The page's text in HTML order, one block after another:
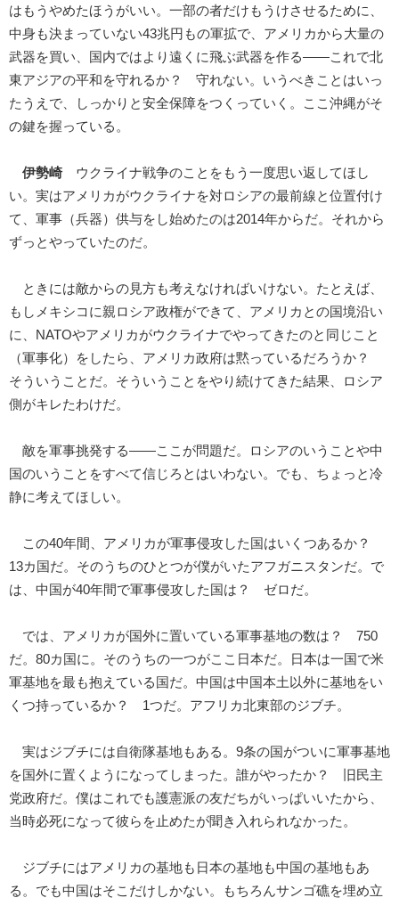
はもうやめたほうがいい。一部の者だけもうけさせるために、
中身も決まっていない43兆円もの軍拡で、アメリカから大量の
武器を買い、国内ではより遠くに飛ぶ武器を作る――これで北
東アジアの平和を守れるか？ 守れない。いうべきことはいっ
たうえで、しっかりと安全保障をつくっていく。ここ沖縄がそ
の鍵を握っている。
伊勢崎ウクライナ戦争のことをもう一度思い返してほし
い。実はアメリカがウクライナを対ロシアの最前線と位置付け
て、軍事（兵器）供与をし始めたのは2014年からだ。それから
ずっとやっていたのだ。
ときには敵からの見方も考えなければいけない。たとえば、
もしメキシコに親ロシア政権ができて、アメリカとの国境沿い
に、NATOやアメリカがウクライナでやってきたのと同じこと
（軍事化）をしたら、アメリカ政府は黙っているだろうか？
そういうことだ。そういうことをやり続けてきた結果、ロシア
側がキレたわけだ。
敵を軍事挑発する――ここが問題だ。ロシアのいうことや中
国のいうことをすべて信じろとはいわない。でも、ちょっと冷
静に考えてほしい。
この40年間、アメリカが軍事侵攻した国はいくつあるか？
13カ国だ。そのうちのひとつが僕がいたアフガニスタンだ。で
は、中国が40年間で軍事侵攻した国は？ ゼロだ。
では、アメリカが国外に置いている軍事基地の数は？ 750
だ。80カ国に。そのうちの一つがここ日本だ。日本は一国で米
軍基地を最も抱えている国だ。中国は中国本土以外に基地をい
くつ持っているか？ 1つだ。アフリカ北東部のジブチ。
実はジブチには自衛隊基地もある。9条の国がついに軍事基地
を国外に置くようになってしまった。誰がやったか？ 旧民主
党政府だ。僕はこれでも護憲派の友だちがいっぱいいたから、
当時必死になって彼らを止めたが聞き入れられなかった。
ジブチにはアメリカの基地も日本の基地も中国の基地もあ
る。でも中国はそこだけしかない。もちろんサンゴ礁を埋め立